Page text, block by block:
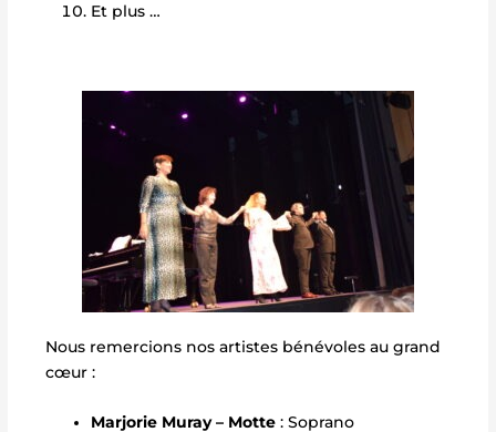
Et plus …
Nous remercions nos artistes bénévoles au grand
cœur :
Marjorie Muray – Motte : Soprano